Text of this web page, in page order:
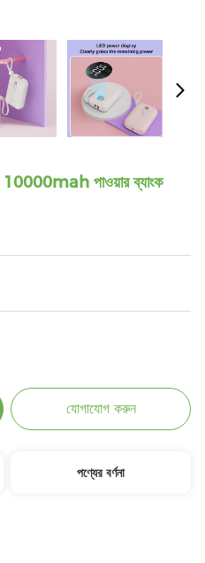
10000mah পাওয়ার ব্যাংক
যোগাযোগ করুন
পণ্যের বর্ণনা